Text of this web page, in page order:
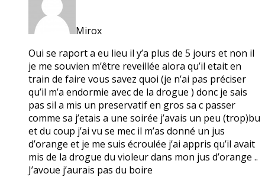
Mirox
Oui se raport a eu lieu il y’a plus de 5 jours et non il
je me souvien m’être reveillée alora qu’il etait en
train de faire vous savez quoi (je n’ai pas préciser
qu’il m’a endormie avec de la drogue ) donc je sais
pas sil a mis un preservatif en gros sa c passer
comme sa j’etais a une soirée j’avais un peu (trop)bu
et du coup j’ai vu se mec il m’as donné un jus
d’orange et je me suis écroulée j’ai appris qu’il avait
mis de la drogue du violeur dans mon jus d’orange ..
J’avoue j’aurais pas du boire